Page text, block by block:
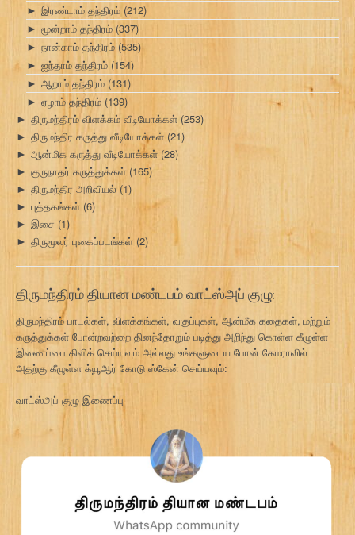
► இரண்டாம் தந்திரம் (212)
► மூன்றாம் தந்திரம்(337)
► நான்காம் தந்திரம் (535)
► ஐந்தாம் தந்திரம் (154)
► ஆறாம் தந்திரம் (131)
► ஏழாம் தந்திரம் (139)
► திருமந்திரம் விளக்கம் வீடியோக்கள் (253)
► திருமந்திர கருத்து வீடியோக்கள் (21)
► ஆன்மிக கருத்து வீடியோக்கள் (28)
► குருநாதர் கருத்துக்கள் (165)
► திருமந்திர அறிவியல் (1)
► புத்தகங்கள் (6)
► இசை (1)
► திருமூலர் புகைப்படங்கள் (2)
திருமந்திரம் தியான மண்டபம் வாட்ஸ்அப் குழு:
திருமந்திரம் பாடல்கள், விளக்கங்கள், வகுப்புகள், ஆன்மீக கதைகள், மற்றும்
கருத்துக்கள் போன்றவற்றை தினந்தோறும் படித்து அறிந்து கொள்ள கீழுள்ள
இணைப்பை கிளிக் செய்யவும் அல்லது உங்களுடைய போன் கேமராவில்
அதற்கு கீழுள்ள க்யூஆர் கோடு ஸ்கேன் செய்யவும்:
வாட்ஸ்அப் குழு இணைப்பு